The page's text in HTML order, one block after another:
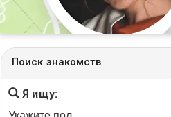
Поиск знакомств
Я ищу: